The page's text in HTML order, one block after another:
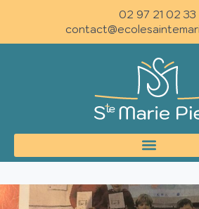
02 97 21 02 33